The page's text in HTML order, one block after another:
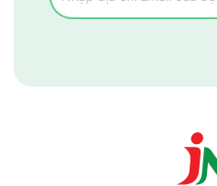
bảo tồn các loại động thực vật
Bất cứ lĩnh vực nào cũng đều
yêu cầu và kỹ năng cần thiết.